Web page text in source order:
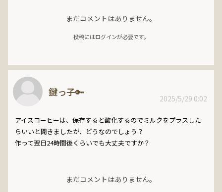
まだコメントはありません。
投稿にはログインが必要です。
鍵っ子🔑
アイスコーヒーは、保存すると酸化するのでミルクをプラスした
らいいと聞きましたが、どうなのでしょう？
作って翌日24時間後くらいでも大丈夫ですか？
2025/5/29 0:02
まだコメントはありません。